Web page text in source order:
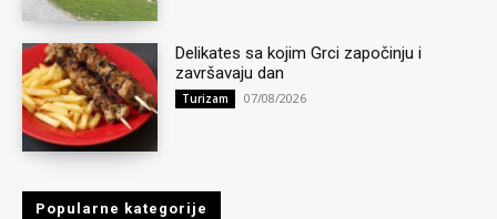
Delikates sa kojim Grci započinju i
završavaju dan
Turizam 07/08/2026
Popularne kategorije